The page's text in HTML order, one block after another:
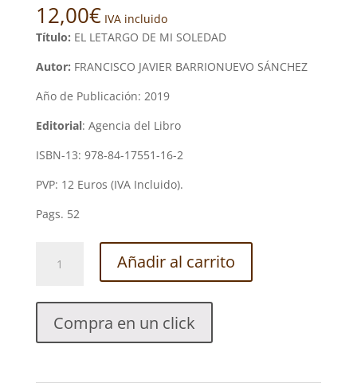
12,00€ IVA incluido
Título: EL LETARGO DE MI SOLEDAD
Autor: FRANCISCO JAVIER BARRIONUEVO SÁNCHEZ
Año de Publicación: 2019
Editorial: Agencia del Libro
ISBN-13: 978-84-17551-16-2
PVP: 12 Euros (IVA Incluido).
Pags. 52
LETARGO
MI
SOLEDAD.
FRANCISCO
BARRIONUEVO
Añadir al carrito
Compra en un click